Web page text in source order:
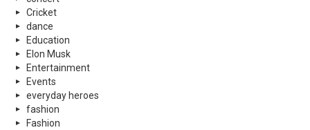
Cricket
dance
Education
Elon Musk
Entertainment
Events
everyday heroes
fashion
Fashion